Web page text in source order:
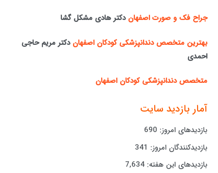
جراح فک و صورت اصفهان دکتر هادی مشکل گشا
بهترین متخصص دندانپزشکی کودکان اصفهان دکتر مریم حاجی
احمدی
متخصص دندانپزشکی کودکان اصفهان
آمار بازدید سایت
بازدیدهای امروز: 690
بازدیدکنندگان امروز: 341
بازدیدهای این هفته:7,634